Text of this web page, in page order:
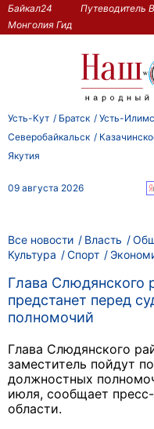
Байкал24 Путеводитель
Монголия Гид
Усть-Кут Братск Усть-
Северобайкальск
Якутия
09 августа 2026
Все новости Власть
Культура Спорт
Глава Слюдянского
предстанет перед
полномочий
Глава Слюдянского
заместитель пойдут
должностных
июля, сообщает
области.